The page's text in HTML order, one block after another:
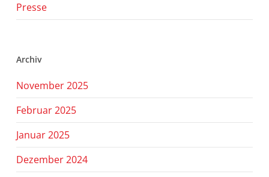
Presse
Archiv
November 2025
Februar 2025
Januar 2025
Dezember 2024